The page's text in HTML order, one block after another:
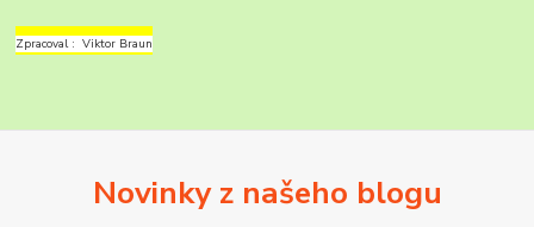
Zpracoval : Viktor Braun
Novinky z našeho blogu